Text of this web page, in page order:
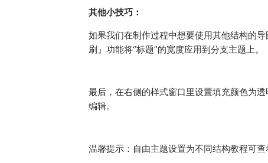
其他小技巧：
如果我们在制作过程中想要使用其他结构的
刷』功能将“标题”的宽度应用到分支主题上。
最后，在右侧的样式窗口里设置填充颜色为
编辑。
温馨提示：自由主题设置为不同结构教程可查